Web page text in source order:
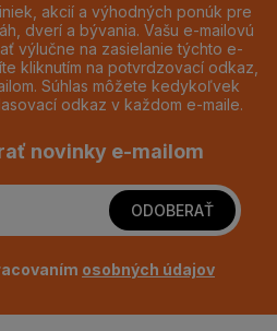
akcií a výhodných ponúk pre
dverí a bývania. Vašu e-mailovú
výlučne na zasielanie týchto e-
kliknutím na potvrdzovací odkaz,
Súhlas môžete kedykoľvek
odkaz v každom e-maile.
novinky e-mailom
ODOBERAŤ
osobných údajov